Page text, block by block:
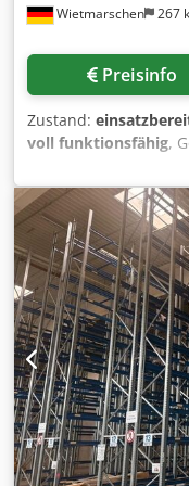
HABEN SIE
finden Sie auf
erreichen uns
Ihrem Namen und
uns schnellstmöglich
Wietmarschen 267
Preisinfo
Zustand:
voll funktionsfähig,
3.000 kg, Nedcon
gebraucht Die
stammt aus
ab Lager verfügbar.
bestehender Nedcon
Durch die stabile
Traverse zuverlässig
Passende Rahmen
anbieten. Daten:
Regalsystem:
Produktnummer:
sofort lieferbar --
VB Sie erhalten eine